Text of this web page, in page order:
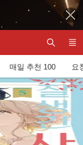
매일 추천 100 요